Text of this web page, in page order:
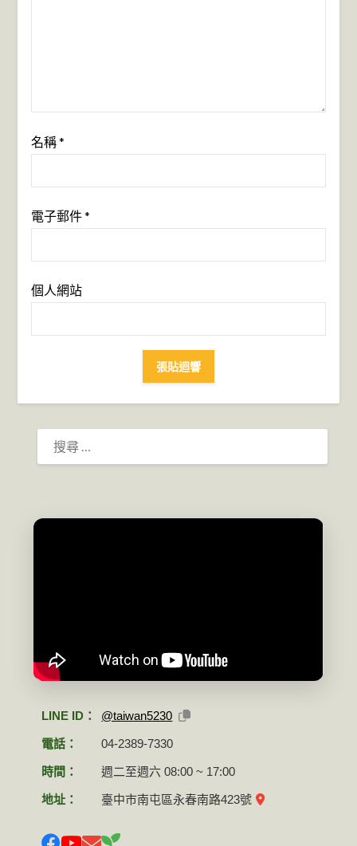
名稱*
電子郵件*
個人網站
搜
尋：
LINE ID： @taiwan5230
電話： 04-2389-7330
時間： 週二至週六 08:00 ~ 17:00
地址： 臺中市南屯區永春南路423號